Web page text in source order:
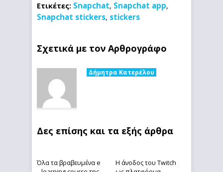
Ετικέτες: Snapchat, Snapchat app,
Snapchat stickers, stickers
Σχετικά με τον Αρθρογράφο
Δήμητρα Κατερέλου
Δες επίσης και τα εξής άρθρα
Όλα τα βραβευμένα e
Η άνοδος του Twitch